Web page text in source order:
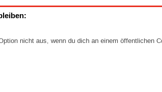
nicht aus, wenn du dich an einem öffentlichen